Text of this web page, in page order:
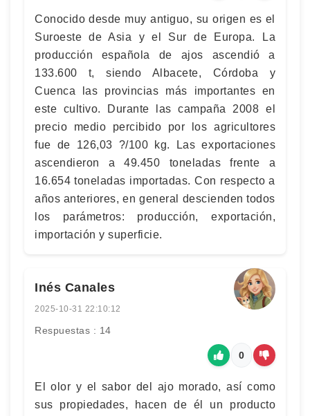
Conocido desde muy antiguo, su origen es el
Suroeste de Asia y el Sur de Europa. La
producción española de ajos ascendió a
133.600 t, siendo Albacete, Córdoba y
Cuenca las provincias más importantes en
este cultivo. Durante las campaña 2008 el
precio medio percibido por los agricultores
fue de 126,03 ?/100 kg. Las exportaciones
ascendieron a 49.450 toneladas frente a
16.654 toneladas importadas. Con respecto a
años anteriores, en general descienden todos
los parámetros: producción, exportación,
importación y superficie.
Inés Canales
2025-10-31 22:10:12
Respuestas : 14
0
El olor y el sabor del ajo morado, así como
sus propiedades, hacen de él un producto